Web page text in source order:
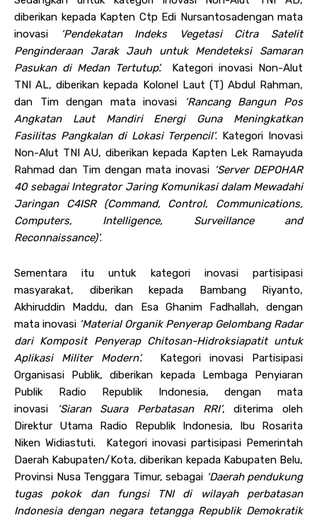
diberikan kepada Kapten Ctp Edi Nursantosadengan mata
inovasi
‘Pendekatan Indeks Vegetasi Citra Satelit
Penginderaan Jarak Jauh untuk Mendeteksi Samaran
Pasukan di Medan Tertutup’.Kategori inovasi Non-Alut
TNI AL, diberikan kepada Kolonel Laut (T) Abdul Rahman,
dan Tim dengan mata inovasi
‘Rancang Bangun Pos
Angkatan Laut Mandiri Energi Guna Meningkatkan
Fasilitas Pangkalan di Lokasi Terpencil’. Kategori Inovasi
Non-Alut TNI AU, diberikan kepada Kapten Lek Ramayuda
Rahmad dan Tim dengan mata inovasi ‘Server DEPOHAR
40 sebagai Integrator Jaring Komunikasi dalam Mewadahi
Jaringan C4ISR (Command, Control, Communications,
Computers, Intelligence, Surveillance and
Reconnaissance)’.
Sementara itu untuk kategori inovasi partisipasi
masyarakat, diberikan kepada Bambang Riyanto,
Akhiruddin Maddu, dan Esa Ghanim Fadhallah, dengan
mata inovasi ‘Material Organik Penyerap Gelombang Radar
dari Komposit Penyerap Chitosan-Hidroksiapatit untuk
Aplikasi Militer Modern’.Kategori inovasi Partisipasi
Organisasi Publik, diberikan kepada Lembaga Penyiaran
Publik Radio Republik Indonesia, dengan mata
inovasi
‘Siaran Suara Perbatasan RRI’, diterima oleh
Direktur Utama Radio Republik Indonesia, Ibu Rosarita
Niken Widiastuti. Kategori inovasi partisipasi Pemerintah
Daerah Kabupaten/Kota, diberikan kepada Kabupaten Belu,
Provinsi Nusa Tenggara Timur, sebagai ‘Daerah pendukung
tugas pokok dan fungsi TNI di wilayah perbatasan
Indonesia dengan negara tetangga Republik Demokratik